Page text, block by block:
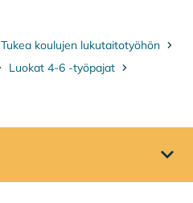
Tukea koulujen lukutaitotyöhön
Luokat 4-6 -työpajat